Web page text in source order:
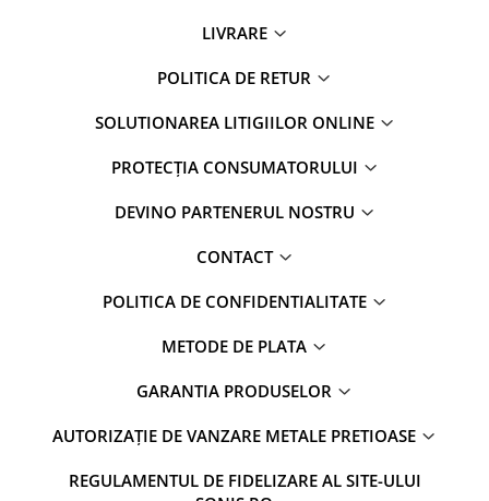
LIVRARE
POLITICA DE RETUR
SOLUTIONAREA LITIGIILOR ONLINE
PROTECȚIA CONSUMATORULUI
DEVINO PARTENERUL NOSTRU
CONTACT
POLITICA DE CONFIDENTIALITATE
METODE DE PLATA
GARANTIA PRODUSELOR
AUTORIZAȚIE DE VANZARE METALE PRETIOASE
REGULAMENTUL DE FIDELIZARE AL SITE-ULUI